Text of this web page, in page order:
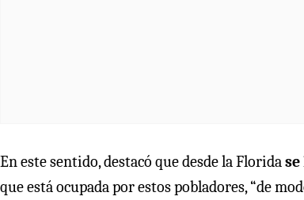
En este sentido, destacó que desde la Florida
que está ocupada por estos pobladores, “de